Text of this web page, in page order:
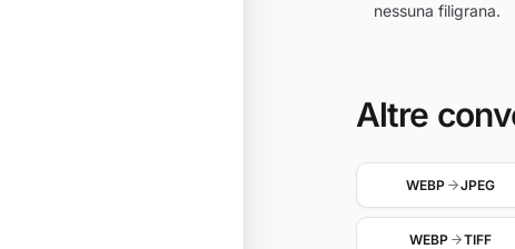
nessuna filigrana.
Altre
WEBP JPEG
WEBP TIFF